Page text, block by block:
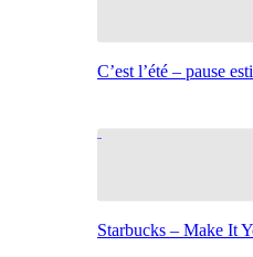
C’est l’été – pause
Starbucks – Make It